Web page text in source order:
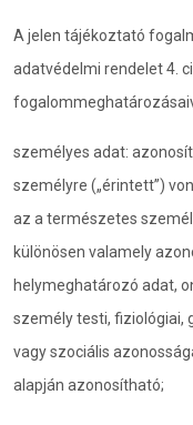
A jelen tájékoztató
adatvédelmi rendelet 4.
személyes adat:
személyre („érintett”)
az a természetes
különösen valamely
helymeghatározó adat,
személy testi, fiziológiai,
vagy szociális
alapján azonosítható;